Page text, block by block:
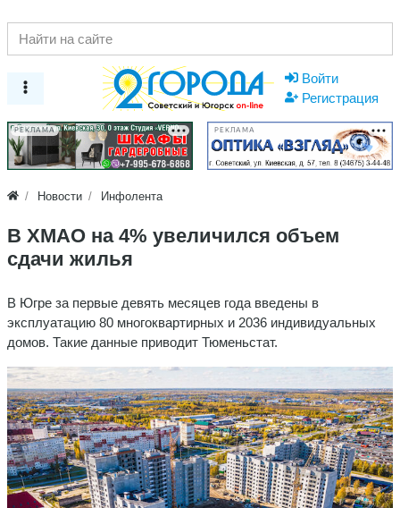
Войти
Регистрация
РЕКЛАМА РЕКЛАМА
Новости Инфолента
В ХМАО на 4% увеличился объем
сдачи жилья
В Югре за первые девять месяцев года введены в
эксплуатацию 80 многоквартирных и 2036 индивидуальных
домов. Такие данные приводит Тюменьстат.